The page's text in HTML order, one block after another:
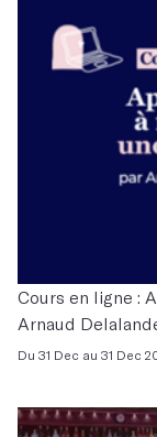
Cours en ligne :
Arnaud
Du 31 Dec au 31 Dec